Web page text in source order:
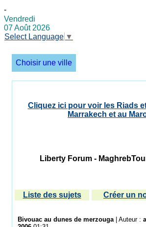
-
Vendredi
07 Août 2026
Select Language ▼
Choisir une ville
Cliquez ici pour voir les Riads
Marrakech et au
Liberty Forum -
Liste des sujets Créer un
Bivouac au dunes de merzouga| Auteur :